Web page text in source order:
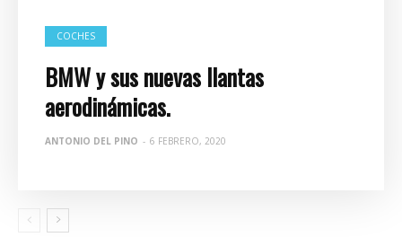
COCHES
BMW y sus nuevas llantas
aerodinámicas.
ANTONIO DEL PINO - 6 FEBRERO, 2020